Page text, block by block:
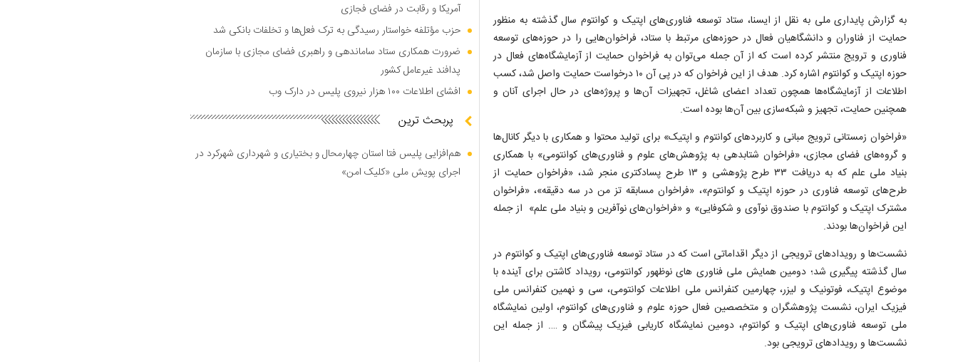
به گزارش پایداری ملی به نقل از ایسنا، ستاد توسعه فناوری‌های اپتیک و کوانتوم سال گذشته به منظور
حمایت از فناوران و دانشگاهیان فعال در حوزه‌های مرتبط با ستاد، فراخوان‌هایی را در حوزه‌های توسعه
فناوری و ترویج منتشر کرده است که از آن جمله می‌توان به فراخوان حمایت از آزمایشگاه‌های فعال در
حوزه اپتیک و کوانتوم اشاره کرد. هدف از این فراخوان که در پی آن ۱۰ درخواست حمایت واصل شد، کسب
اطلاعات از آزمایشگاه‌ها همچون تعداد اعضای شاغل، تجهیزات آن‌ها و پروژه‌های در حال اجرای آنان و
همچنین حمایت، تجهیز و شبکه‌سازی بین آن‌ها بوده است.
«فراخوان زمستانی ترویج مبانی و کاربردهای کوانتوم و اپتیک» برای تولید محتوا و همکاری با دیگر کانال‌ها
و گروه‌های فضای مجازی، «فراخوان شتابدهی به پژوهش‌های علوم و فناوری‌های کوانتومی» با همکاری
بنیاد ملی علم که به دریافت ۳۳ طرح پژوهشی و ۱۳ طرح پسادکتری منجر شد، «فراخوان حمایت از
طرح‌های توسعه فناوری در حوزه اپتیک و کوانتوم»، «فراخوان مسابقه تز من در سه دقیقه»، «فراخوان
مشترک اپتیک و کوانتوم با صندوق نوآوی و شکوفایی» و «فراخوان‌های نوآفرین و بنیاد ملی علم» از جمله
این فراخوان‌ها بودند.
نشست‌ها و رویدادهای ترویجی از دیگر اقداماتی است که در ستاد توسعه فناوری‌های اپتیک و کوانتوم در
سال گذشته پیگیری شد؛ دومین همایش ملی فناوری های نوظهور کوانتومی، رویداد کاشتن برای آینده با
موضوع اپتیک، فوتونیک و لیزر، چهارمین کنفرانس ملی اطلاعات کوانتومی، سی و نهمین کنفرانس ملی
فیزیک ایران، نشست پژوهشگران و متخصصین فعال حوزه علوم و فناوری‌های کوانتوم، اولین نمایشگاه
ملی توسعه فناوری‌های اپتیک و کوانتوم، دومین نمایشگاه کاریابی فیزیک پیشگان و …. از جمله این
نشست‌ها و رویدادهای ترویجی بود.
آمریکا و رقابت در فضای فجازی
حزب مؤتلفه خواستار رسیدگی به ترک فعل‌ها و تخلفات بانکی شد
ضرورت همکاری ستاد ساماندهی و راهبری فضای مجازی با سازمان
پدافند غیرعامل کشور
افشای اطلاعات ۱۰۰ هزار نیروی پلیس در دارک وب
پربحث ترین
هم‌افزایی پلیس فتا استان چهارمحال و بختیاری و شهرداری شهرکرد در
اجرای پویش ملی «کلیک امن»